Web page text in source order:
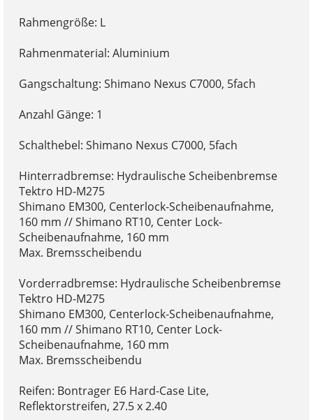
Rahmengröße: L
Rahmenmaterial: Aluminium
Gangschaltung: Shimano Nexus C7000, 5fach
Anzahl Gänge: 1
Schalthebel: Shimano Nexus C7000, 5fach
Hinterradbremse: Hydraulische Scheibenbremse
Tektro HD-M275
Shimano EM300, Centerlock-Scheibenaufnahme,
160 mm // Shimano RT10, Center Lock-
Scheibenaufnahme, 160 mm
Max. Bremsscheibendu
Vorderradbremse: Hydraulische Scheibenbremse
Tektro HD-M275
Shimano EM300, Centerlock-Scheibenaufnahme,
160 mm // Shimano RT10, Center Lock-
Scheibenaufnahme, 160 mm
Max. Bremsscheibendu
Reifen: Bontrager E6 Hard-Case Lite,
Reflektorstreifen, 27.5 x 2.40